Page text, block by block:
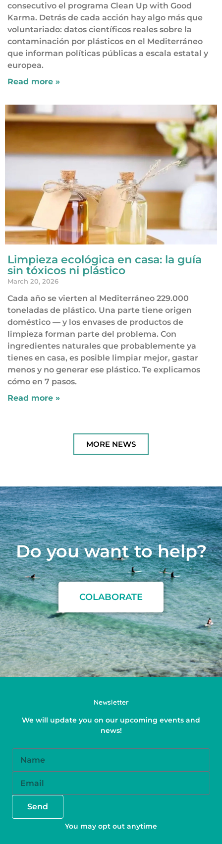
consecutivo el programa Clean Up with Good
Karma. Detrás de cada acción hay algo más que
voluntariado: datos científicos reales sobre la
contaminación por plásticos en el Mediterráneo
que informan políticas públicas a escala estatal y
europea.
Read more »
Limpieza ecológica en casa: la guía
sin tóxicos ni plástico
March 20, 2026
Cada año se vierten al Mediterráneo 229.000
toneladas de plástico. Una parte tiene origen
doméstico — y los envases de productos de
limpieza forman parte del problema. Con
ingredientes naturales que probablemente ya
tienes en casa, es posible limpiar mejor, gastar
menos y no generar ese plástico. Te explicamos
cómo en 7 pasos.
Read more »
MORE NEWS
Do you want to help?
COLABORATE
Newsletter
We will update you on our upcoming events and
news!
Send
You may opt out anytime